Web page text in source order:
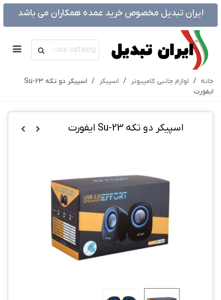
ایران تبدیل مخصوص خرید عمده همکاران می باشد
خانه / لوازم جانبی کامپیوتر / اسپیکر /
اسپیکر دو تکه Su-23
ایفورت
اسپیکر دو تکه Su-23 ایفورت